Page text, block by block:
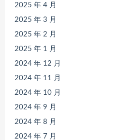
2025 年 4 月
2025 年 3 月
2025 年 2 月
2025 年 1 月
2024 年 12 月
2024 年 11 月
2024 年 10 月
2024 年 9 月
2024 年 8 月
2024 年 7 月